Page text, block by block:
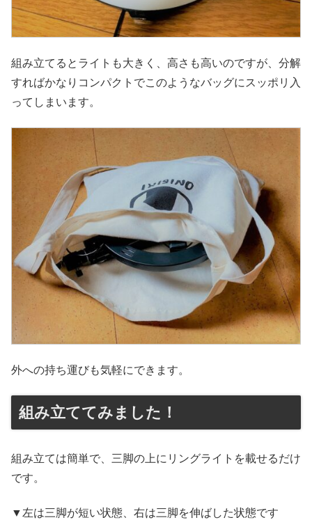
組み立てるとライトも大きく、高さも高いのですが、分解
すればかなりコンパクトでこのようなバッグにスッポリ入
ってしまいます。
外への持ち運びも気軽にできます。
組み立ててみました！
組み立ては簡単で、三脚の上にリングライトを載せるだけ
です。
▼左は三脚が短い状態、右は三脚を伸ばした状態です